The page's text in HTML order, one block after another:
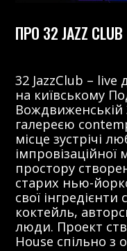
ПРО 32 JAZZ CLUB
32 JazzClub –
на київському
Вождвиженській
галереєю
місце зустрічі
простору
старих нью-
свої
коктейль,
люди. Проект
House спільно з